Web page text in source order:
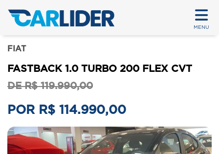
MENU
FIAT
FASTBACK 1.0 TURBO 200 FLEX CVT
DE R$ 119.990,00
POR R$ 114.990,00